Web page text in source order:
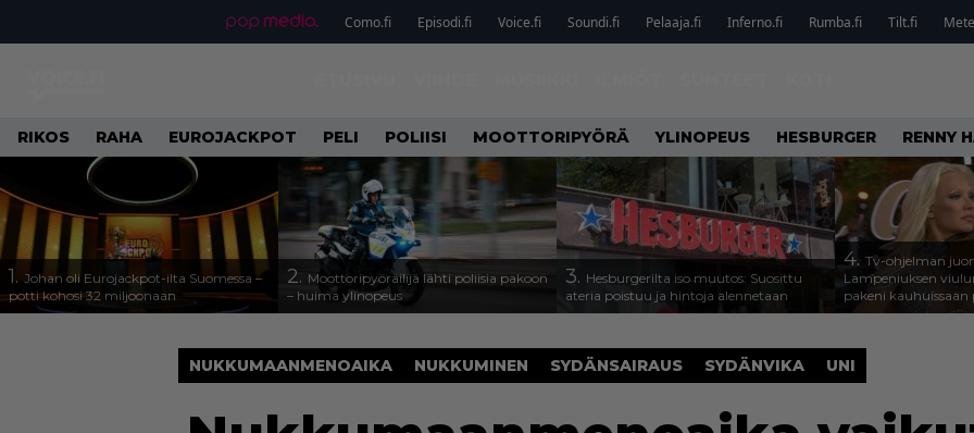
Como.fi Episodi.fi Voice.fi Soundi.fi Pelaaja.fi Inferno.fi Rumba.fi Tilt.fi
RIKOS RAHA EUROJACKPOT PELI POLIISI MOOTTORIPYÖRÄ YLINOPEUS HESBURGER RENNY
1. Johan oli Eurojackpot-ilta Suomessa –
potti kohosi 32 miljoonaan
2. Moottoripyöräilijä lähti poliisia pakoon
– huima ylinopeus
3. Hesburgerilta iso muutos: Suosittu
ateria poistuu ja hintoja alennetaan
4. Tv-ohjelman
Lampeniuksen
pakeni kauhuissaan
NUKKUMAANMENOAIKA NUKKUMINEN SYDÄNSAIRAUS SYDÄNVIKA UNI